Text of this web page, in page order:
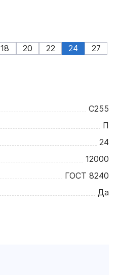
18 20 22 24
27
С255
П
24
12000
ГОСТ 8240
Да